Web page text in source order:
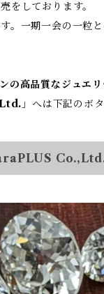
をしております。
。一期一会の一粒
の高品質なジュエ
」へは下記のボ